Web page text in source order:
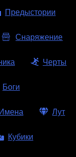
Предыстории
Снаряжение
Черты
Боги
Имена Лут
Кубики